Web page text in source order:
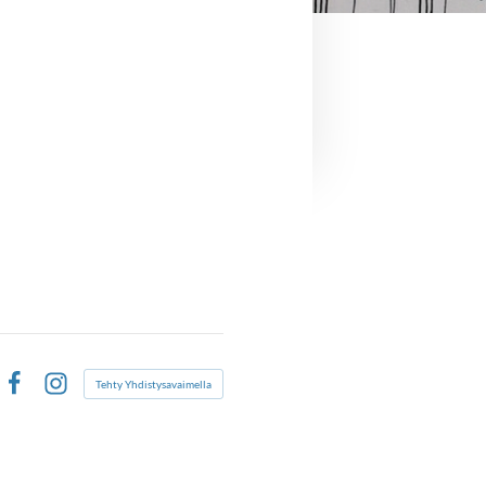
Instagram
Tehty Yhdistysavaimella